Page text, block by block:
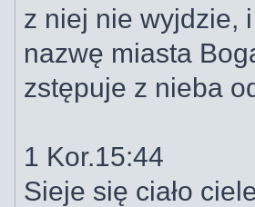
z niej nie wyjdzie,
nazwę miasta
zstępuje z nieba
1 Kor.15:44
Sieje się ciało